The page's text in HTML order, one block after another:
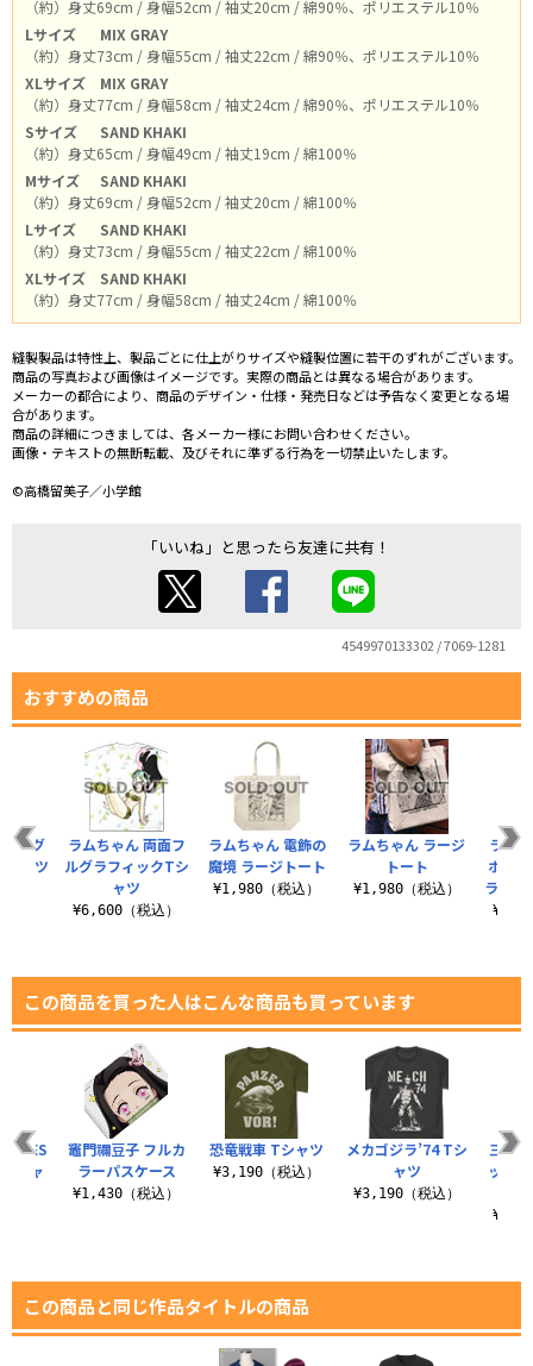
（約）身丈69cm / 身幅52cm / 袖丈20cm / 綿90％、ポリエステル10％
Lサイズ
MIX GRAY
（約）身丈73cm / 身幅55cm / 袖丈22cm / 綿90％、ポリエステル10％
XLサイズ
MIX GRAY
（約）身丈77cm / 身幅58cm / 袖丈24cm / 綿90％、ポリエステル10％
Sサイズ
SAND KHAKI
（約）身丈65cm / 身幅49cm / 袖丈19cm / 綿100％
Mサイズ
SAND KHAKI
（約）身丈69cm / 身幅52cm / 袖丈20cm / 綿100％
Lサイズ
SAND KHAKI
（約）身丈73cm / 身幅55cm / 袖丈22cm / 綿100％
XLサイズ
SAND KHAKI
（約）身丈77cm / 身幅58cm / 袖丈24cm / 綿100％
縫製製品は特性上、製品ごとに仕上がりサイズや縫製位置に若干のずれがございます。
商品の写真および画像はイメージです。実際の商品とは異なる場合があります。
メーカーの都合により、商品のデザイン・仕様・発売日などは予告なく変更となる場
合があります。
商品の詳細につきましては、各メーカー様にお問い合わせください。
画像・テキストの無断転載、及びそれに準ずる行為を一切禁止いたします。
©高橋留美子／小学館
「いいね」と思ったら友達に共有！
4549970133302 / 7069-1281
おすすめの商品
ラムちゃん 電飾の
魔境 ラージトート
¥1,980（税込）
ラムちゃん ラージ
トート
¥1,980（税込）
ラム
ポッ
ラフィ
ッグ
シャツ
ラムちゃん 両面フ
ルグラフィックTシ
ャツ
¥6,600（税込）
この商品を買った人はこんな商品も買っています
恐竜戦車 Tシャツ
¥3,190（税込）
メカゴジラ’74 Tシ
ャツ
¥3,190（税込）
三平
ッシ
Tシャ
竈門禰豆子 フルカ
ラーパスケース
¥1,430（税込）
この商品と同じ作品タイトルの商品